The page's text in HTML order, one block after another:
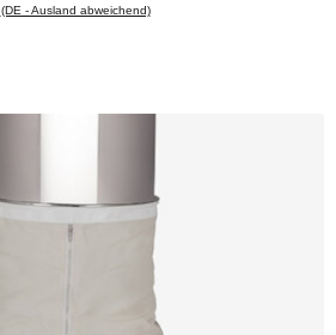
(DE - Ausland abweichend)